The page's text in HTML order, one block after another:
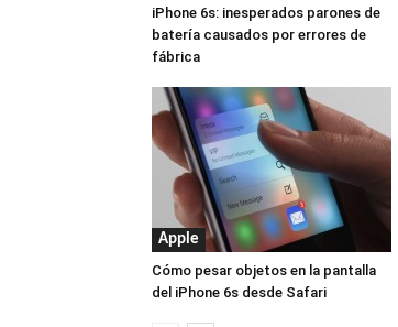
iPhone 6s: inesperados parones de
batería causados por errores de
fábrica
Apple
Cómo pesar objetos en la pantalla
del iPhone 6s desde Safari